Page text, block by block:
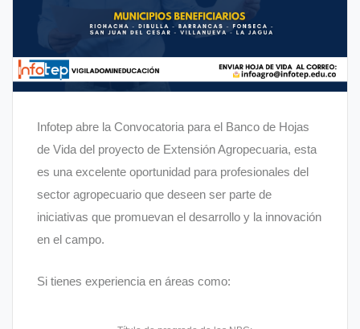
Infotep abre la Convocatoria para el Banco de Hojas
de Vida del proyecto de Extensión Agropecuaria, esta
es una excelente oportunidad para profesionales del
sector agropecuario que deseen ser parte de
iniciativas que promuevan el desarrollo y la innovación
en el campo.
Si tienes experiencia en áreas como: